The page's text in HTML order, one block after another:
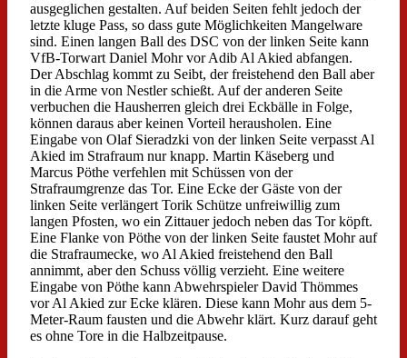
ausgeglichen gestalten. Auf beiden Seiten fehlt jedoch der
letzte kluge Pass, so dass gute Möglichkeiten Mangelware
sind. Einen langen Ball des DSC von der linken Seite kann
VfB-Torwart Daniel Mohr vor Adib Al Akied abfangen.
Der Abschlag kommt zu Seibt, der freistehend den Ball aber
in die Arme von Nestler schießt. Auf der anderen Seite
verbuchen die Hausherren gleich drei Eckbälle in Folge,
können daraus aber keinen Vorteil herausholen. Eine
Eingabe von Olaf Sieradzki von der linken Seite verpasst Al
Akied im Strafraum nur knapp. Martin Käseberg und
Marcus Pöthe verfehlen mit Schüssen von der
Strafraumgrenze das Tor. Eine Ecke der Gäste von der
linken Seite verlängert Torik Schütze unfreiwillig zum
langen Pfosten, wo ein Zittauer jedoch neben das Tor köpft.
Eine Flanke von Pöthe von der linken Seite faustet Mohr auf
die Strafraumecke, wo Al Akied freistehend den Ball
annimmt, aber den Schuss völlig verzieht. Eine weitere
Eingabe von Pöthe kann Abwehrspieler David Thömmes
vor Al Akied zur Ecke klären. Diese kann Mohr aus dem 5-
Meter-Raum fausten und die Abwehr klärt. Kurz darauf geht
es ohne Tore in die Halbzeitpause.